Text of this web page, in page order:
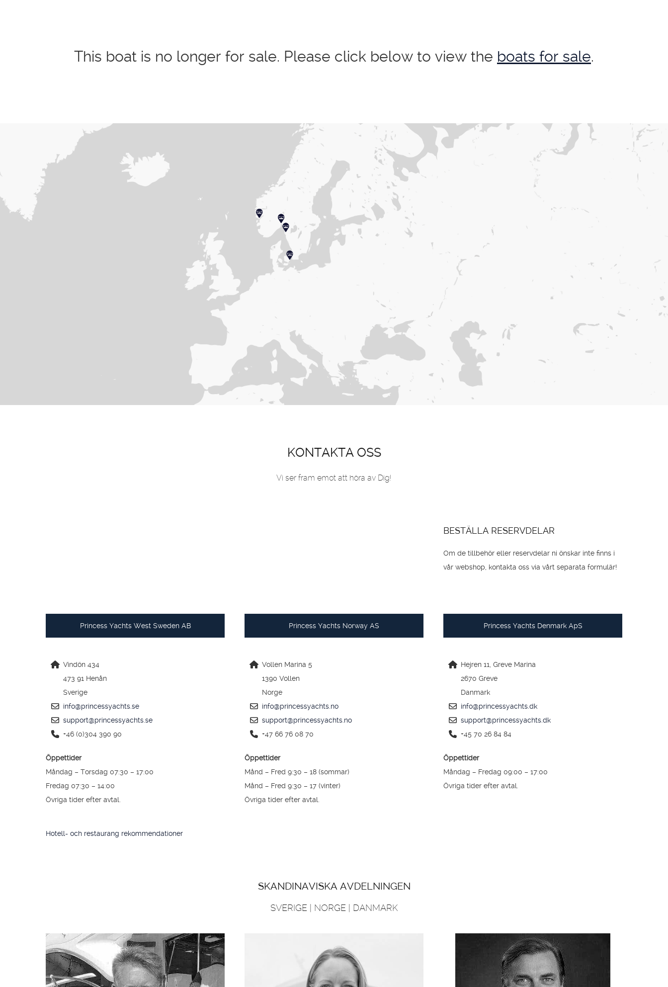
This boat is no longer for sale. Please click below to view the boats for sale.
KONTAKTA OSS
Vi ser fram emot att höra av Dig!
BESTÄLLA RESERVDELAR
Om de tillbehör eller reservdelar ni önskar inte finns i
vår webshop, kontakta oss via vårt separata formulär!
Princess Yachts West Sweden AB
Vindön 434
473 91 Henån
Sverige
info@princessyachts.se
support@princessyachts.se
+46 (0)304 390 90
Öppettider
Måndag – Torsdag 07:30 – 17:00
Fredag 07:30 – 14:00
Övriga tider efter avtal.
Hotell- och restaurang rekommendationer
Princess Yachts Norway AS
Vollen Marina 5
1390 Vollen
Norge
info@princessyachts.no
support@princessyachts.no
+47 66 76 08 70
Öppettider
Månd – Fred 9:30 – 18 (sommar)
Månd – Fred 9:30 – 17 (vinter)
Övriga tider efter avtal.
Princess Yachts Denmark ApS
Hejren 11, Greve Marina
2670 Greve
Danmark
info@princessyachts.dk
support@princessyachts.dk
+45 70 26 84 84
Öppettider
Måndag – Fredag 09:00 – 17:00
Övriga tider efter avtal.
SKANDINAVISKA AVDELNINGEN
SVERIGE | NORGE | DANMARK
OM